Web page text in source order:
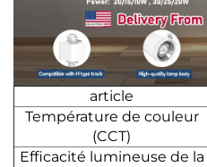
article
Température de couleur
(CCT)
Efficacité lumineuse de la